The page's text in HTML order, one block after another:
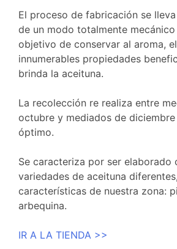
El proceso de fabricación se
de un modo totalmente
objetivo de conservar al aroma,
innumerables propiedades
brinda la aceituna.
La recolección re realiza entre
octubre y mediados de
óptimo.
Se caracteriza por ser elaborado
variedades de aceituna
características de nuestra zona:
arbequina.
IR A LA TIENDA >>